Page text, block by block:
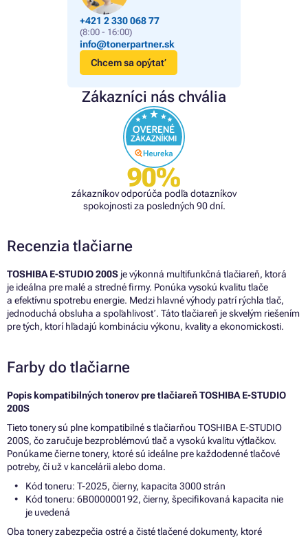
+421 2 330 068 77
(8:00 - 16:00)
info@tonerpartner.sk
Chcem sa opýtať
Zákazníci nás chvália
90%
zákazníkov odporúča podľa dotazníkov
spokojnosti za posledných 90 dní.
Recenzia tlačiarne
TOSHIBA E-STUDIO 200S je výkonná multifunkčná tlačiareň, ktorá
je ideálna pre malé a stredné firmy. Ponúka vysokú kvalitu tlače
a efektívnu spotrebu energie. Medzi hlavné výhody patrí rýchla tlač,
jednoduchá obsluha a spoľahlivosť. Táto tlačiareň je skvelým riešením
pre tých, ktorí hľadajú kombináciu výkonu, kvality a ekonomickosti.
Farby do tlačiarne
Popis kompatibilných tonerov pre tlačiareň TOSHIBA E-STUDIO
200S
Tieto tonery sú plne kompatibilné s tlačiarňou TOSHIBA E-STUDIO
200S, čo zaručuje bezproblémovú tlač a vysokú kvalitu výtlačkov.
Ponúkame čierne tonery, ktoré sú ideálne pre každodenné tlačové
potreby, či už v kancelárii alebo doma.
Kód toneru: T-2025, čierny, kapacita 3000 strán
Kód toneru: 6B000000192, čierny, špecifikovaná kapacita nie
je uvedená
Oba tonery zabezpečia ostré a čisté tlačené dokumenty, ktoré